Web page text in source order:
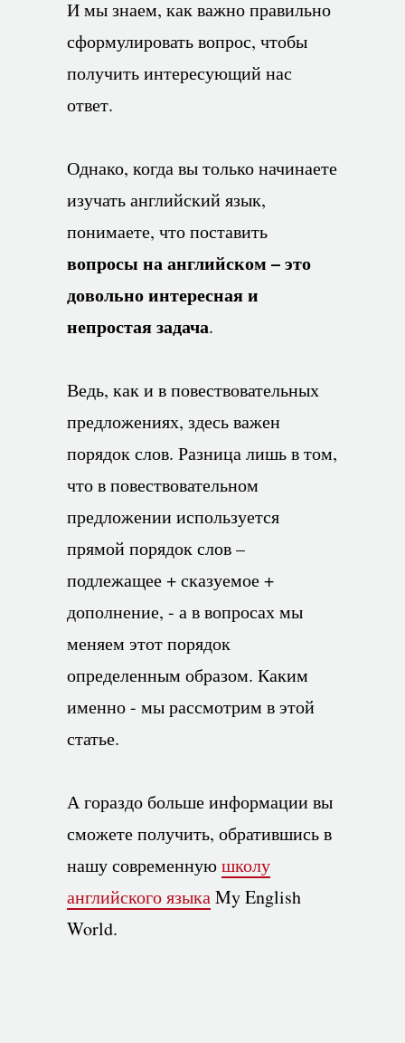
И мы знаем, как важно правильно
сформулировать вопрос, чтобы
получить интересующий нас
ответ.
Однако, когда вы только начинаете
изучать английский язык,
понимаете, что поставить
вопросы на английском – это
довольно интересная и
непростая задача.
Ведь, как и в повествовательных
предложениях, здесь важен
порядок слов. Разница лишь в том,
что в повествовательном
предложении используется
прямой порядок слов –
подлежащее + сказуемое +
дополнение, - а в вопросах мы
меняем этот порядок
определенным образом. Каким
именно - мы рассмотрим в этой
статье.
А гораздо больше информации вы
сможете получить, обратившись в
нашу современнуюшколу
английского языкаMy English
World.